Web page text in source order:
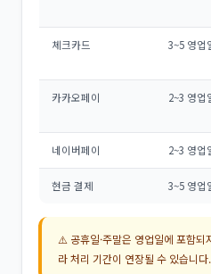
체크카드 3~5 영업
카카오페이 2~3 영업
네이버페이 2~3 영업
현금 결제 3~5 영업
⚠️ 공휴일·주말은 영업일에 포함되
라 처리 기간이 연장될 수 있습니다.